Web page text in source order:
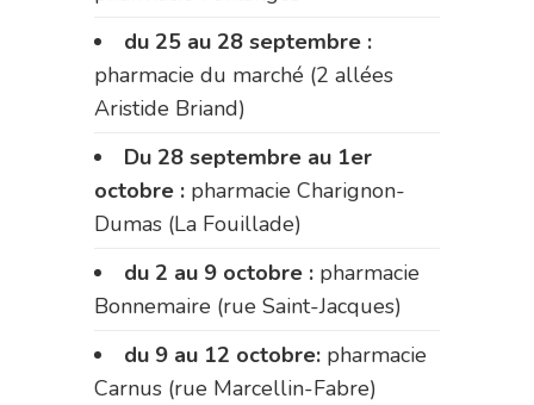
du 25 au 28 septembre :
pharmacie du marché (2 allées
Aristide Briand)
Du 28 septembre au 1er
octobre : pharmacie Charignon-
Dumas (La Fouillade)
du 2 au 9 octobre : pharmacie
Bonnemaire (rue Saint-Jacques)
du 9 au 12 octobre: pharmacie
Carnus (rue Marcellin-Fabre)